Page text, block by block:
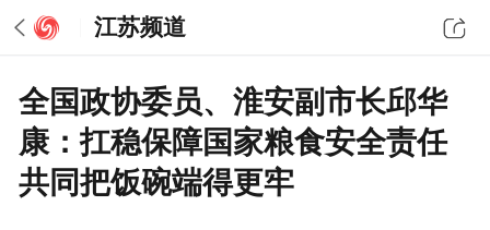
江苏频道
全国政协委员、淮安副市长邱华
康：扛稳保障国家粮食安全责任
共同把饭碗端得更牢